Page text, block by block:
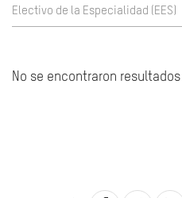
Electivo de la Especialidad (EES)
No se encontraron resultados